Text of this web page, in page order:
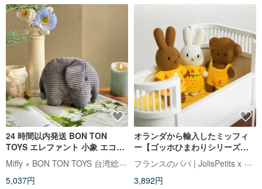
24 時間以内発送 BON TON
TOYS エレファント 小象 エココ
ーデュロイ ぬいぐるみ - グレー
23CM
Miffy × BON TON TOYS 台湾総代理店
5,037円
オランダから輸入したミッフィ
ー【ゴッホひまわりシリーズ】
ジャストダッチ公認の本物かぎ
針ミッフィーうさぎ
フランスのパパ | JolisPetits x Miffy
3,892円